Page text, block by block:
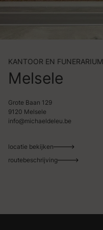
KANTOOR EN FUNERARIUM
Melsele
Grote Baan 129
9120 Melsele
info@michaeldeleu.be
locatie bekijken
routebeschrijving